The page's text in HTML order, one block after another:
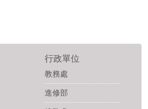
行政單位
教務處
進修部